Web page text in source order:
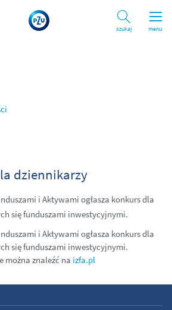
menu
Szukaj
dziennikarzy
i Aktywami ogłasza konkurs dla
się funduszami inwestycyjnymi.
i Aktywami ogłasza konkurs dla
się funduszami inwestycyjnymi.
można znaleźć na izfa.pl